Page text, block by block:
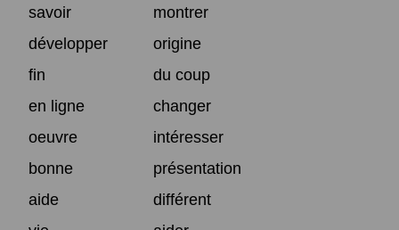
savoir
montrer
développer
origine
fin
du coup
en ligne
changer
oeuvre
intéresser
bonne
présentation
aide
différent